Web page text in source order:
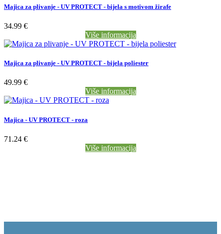
Majica za plivanje - UV PROTECT - bijela s motivom žirafe
34.99 €
Više informacija
Majica za plivanje - UV PROTECT - bijela poliester
49.99 €
Više informacija
Majica - UV PROTECT - roza
71.24 €
Više informacija